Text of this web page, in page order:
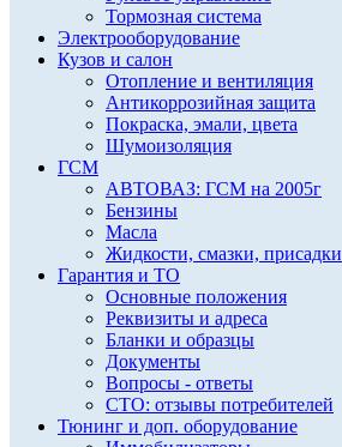
Тормозная система
Электрооборудование
Кузов и салон
Отопление и вентиляция
Антикоррозийная защита
Покраска, эмали, цвета
Шумоизоляция
ГСМ
АВТОВАЗ: ГСМ на 2005г
Бензины
Масла
Жидкости, смазки, присадки
Гарантия и ТО
Основные положения
Реквизиты и адреса
Бланки и образцы
Документы
Вопросы - ответы
СТО: отзывы потребителей
Тюнинг и доп. оборудование